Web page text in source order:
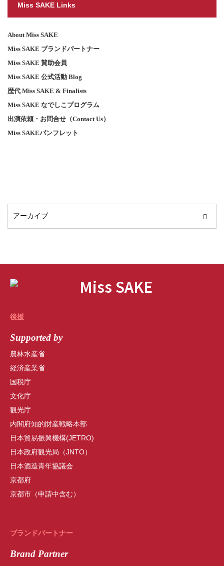
Miss SAKE Links
About Miss SAKE
Miss SAKE ブランドパートナー
Miss SAKE 賛助会員
Miss SAKE 公式活動 Blog
歴代 Miss SAKE & Finalists
Miss SAKE なでしこプログラム
出演依頼・お問合せ（Contact Us）
Miss SAKEパンフレット
後援
Supported by
農林水産省
経済産業省
国税庁
文化庁
観光庁
内閣府知的財産戦略本部
日本貿易振興機構(JETRO)
日本政府観光局（JNTO）
日本酒造青年協議会
京都府
京都市（申請中含む）
ブランドパートナー
Brand Partner